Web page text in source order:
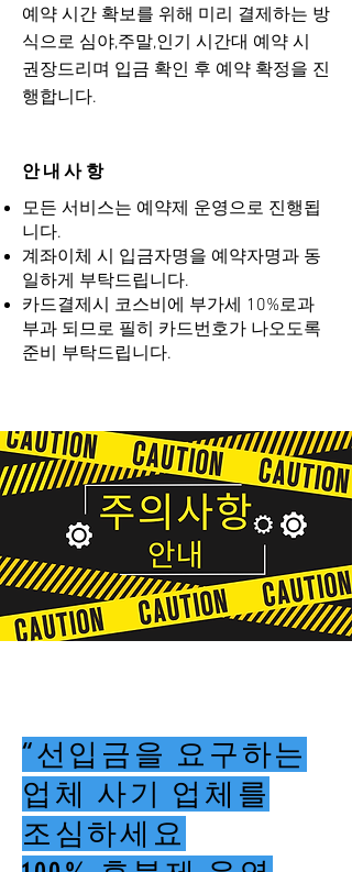
​예약 시간 확보를 위해 미리 결제하는 방
식으로 심야,주말,인기 시간대 예약 시
권장드리며 입금 확인 후 예약 확정을 진
행합니다.
안내사항
모든 서비스는 예약제 운영으로 진행됩
니다.
계좌이체 시 입금자명을 예약자명과 동
일하게 부탁드립니다.
카드결제시 코스비에 부가세 10%로과
부과 되므로 필히 카드번호가 나오도록
준비 부탁드립니다.
“선입금을 요구하는
업체 사기 업체를
조심하세요